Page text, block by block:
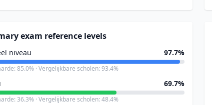
exam reference levels
niveau 97.7%
85.0% · Vergelijkbare scholen: 93.4%
69.7%
36.3% · Vergelijkbare scholen: 48.4%